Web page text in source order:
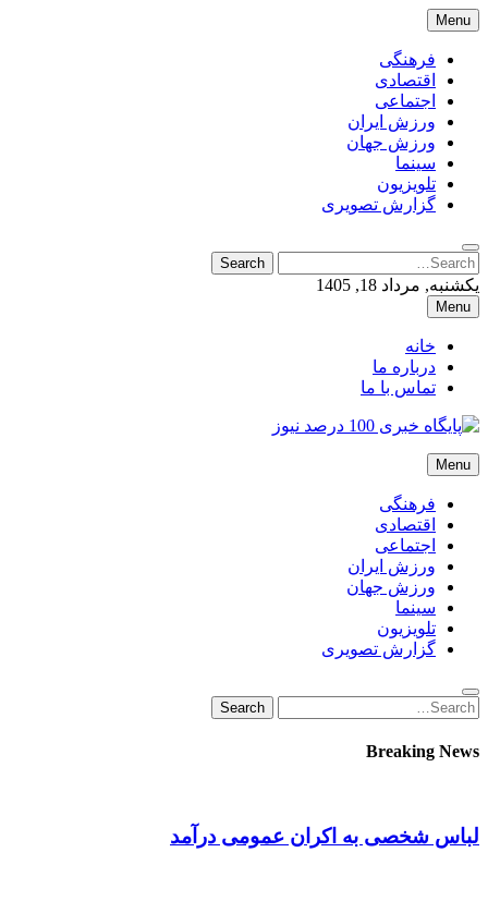
Skip
to
content
Menu
فرهنگی
اقتصادی
اجتماعی
ورزش ایران
ورزش جهان
سینما
تلویزیون
گزارش تصویری
Search
for:
Search
یکشنبه, مرداد 18, 1405
Menu
خانه
درباره ما
تماس با ما
پایگاه خبری 100 درصد نیوز
پایگاه خبری 100 درصد نیوز
Menu
فرهنگی
اقتصادی
اجتماعی
ورزش ایران
ورزش جهان
سینما
تلویزیون
گزارش تصویری
Search
for:
Search
Breaking News
لباس شخصی به اکران عمومی درآمد